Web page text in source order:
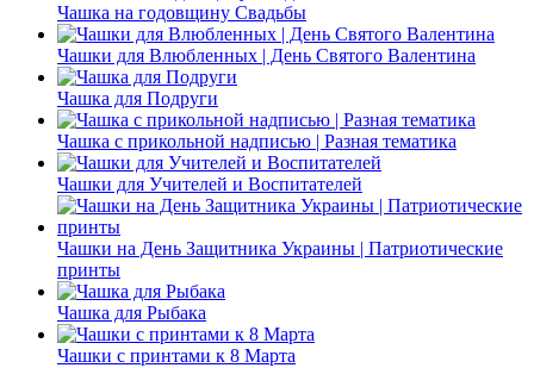
Чашка на годовщину Свадьбы
Чашки для Влюбленных | День Святого Валентина
Чашка для Подруги
Чашка с прикольной надписью | Разная тематика
Чашки для Учителей и Воспитателей
Чашки на День Защитника Украины | Патриотические
принты
Чашка для Рыбака
Чашки с принтами к 8 Марта